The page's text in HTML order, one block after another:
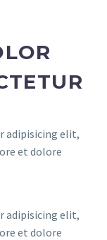
adipisicing elit,
et dolore
adipisicing elit,
et dolore